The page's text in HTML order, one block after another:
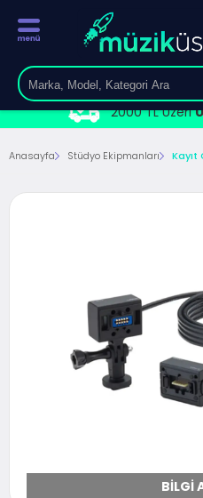
2000 TL Üzeri
Anasayfa Stüdyo Ekipmanları Kayıt
BILGI